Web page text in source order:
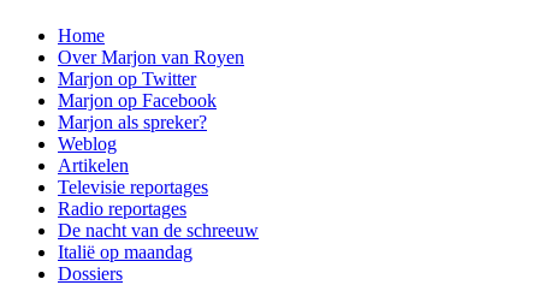
Home
Over Marjon van Royen
Marjon op Twitter
Marjon op Facebook
Marjon als spreker?
Weblog
Artikelen
Televisie reportages
Radio reportages
De nacht van de schreeuw
Italië op maandag
Dossiers